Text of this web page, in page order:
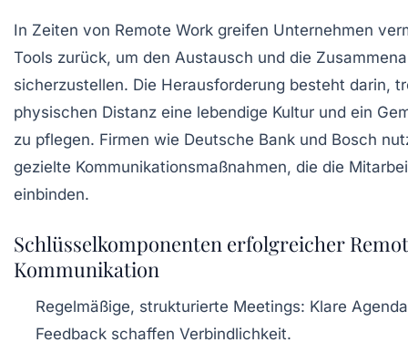
In Zeiten von Remote Work greifen Unternehmen
Tools zurück, um den Austausch und die
sicherzustellen. Die Herausforderung besteht darin,
physischen Distanz eine lebendige Kultur und ein
zu pflegen. Firmen wie Deutsche Bank und Bosch
gezielte Kommunikationsmaßnahmen, die die
einbinden.
Schlüsselkomponenten erfolgreicher
Kommunikation
Regelmäßige, strukturierte Meetings: Klare
Feedback schaffen Verbindlichkeit.